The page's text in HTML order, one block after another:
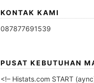
KONTAK KAMI
087877691539
PUSAT KEBUTUHAN
<!– Histats.com START